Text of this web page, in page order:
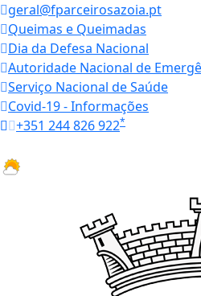
geral@fparceirosazoia.pt
Queimas e Queimadas
Dia da Defesa Nacional
Autoridade Nacional de
Serviço Nacional de Saúde
Covid-19 - Informações
+351 244 826 922*